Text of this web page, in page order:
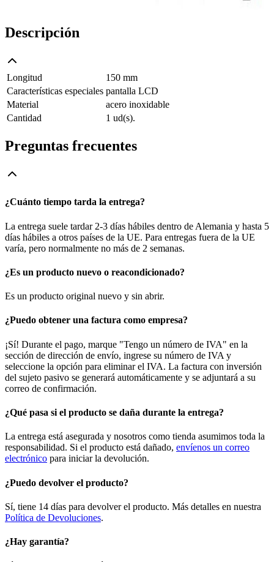
Descripción
Longitud
150 mm
Características especiales pantalla LCD
Material
acero inoxidable
Cantidad
1 ud(s).
Preguntas frecuentes
¿Cuánto tiempo tarda la entrega?
La entrega suele tardar 2-3 días hábiles dentro de Alemania y hasta 5
días hábiles a otros países de la UE. Para entregas fuera de la UE
varía, pero normalmente no más de 2 semanas.
¿Es un producto nuevo o reacondicionado?
Es un producto original nuevo y sin abrir.
¿Puedo obtener una factura como empresa?
¡Sí! Durante el pago, marque "Tengo un número de IVA" en la
sección de dirección de envío, ingrese su número de IVA y
seleccione la opción para eliminar el IVA. La factura con inversión
del sujeto pasivo se generará automáticamente y se adjuntará a su
correo de confirmación.
¿Qué pasa si el producto se daña durante la entrega?
La entrega está asegurada y nosotros como tienda asumimos toda la
responsabilidad. Si el producto está dañado, envíenos un correo
electrónico para iniciar la devolución.
¿Puedo devolver el producto?
Sí, tiene 14 días para devolver el producto. Más detalles en nuestra
Política de Devoluciones.
¿Hay garantía?